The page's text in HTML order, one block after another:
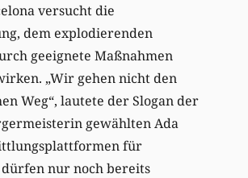
versucht die
dem explodierenden
geeignete Maßnahmen
„Wir gehen nicht den
Weg“, lautete der Slogan der
gewählten Ada
für
nur noch bereits